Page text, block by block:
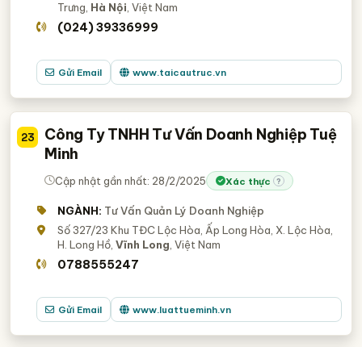
Trưng, Hà Nội , Việt Nam
(024) 39336999
Gửi Email www.taicautruc.vn
23
Công Ty TNHH Tư Vấn Doanh Nghiệp Tuệ
Minh
Cập nhật gần nhất: 28/2/2025 Xác thực ?
NGÀNH: Tư Vấn Quản Lý Doanh Nghiệp
Số 327/23 Khu TĐC Lộc Hòa, Ấp Long Hòa, X. Lộc Hòa,
H. Long Hồ,Vĩnh Long , Việt Nam
0788555247
Gửi Email www.luattueminh.vn